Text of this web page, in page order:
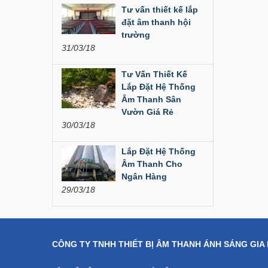
Liên hệ
Dàn âm thanh hội
200,000,000 đ
Bàn Mixer
Allen&Heath...
Bàn Mixer
Allen&Heath...
Tư vấn thiết kế lắp
đặt âm thanh hội
trường
31/03/18
Tư Vấn Thiết Kế
Lắp Đặt Hệ Thống
Âm Thanh Sân
Vườn Giá Rẻ
30/03/18
Lắp Đặt Hệ Thống
Âm Thanh Cho
Ngân Hàng
29/03/18
CÔNG TY TNHH THIẾT BỊ ÂM THANH ÁNH SÁNG GIA